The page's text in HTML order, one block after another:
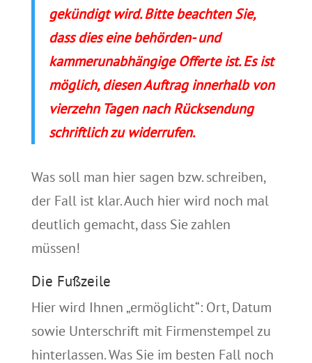
gekündigt wird. Bitte beachten Sie,
dass dies eine behörden- und
kammerunabhängige Offerte ist. Es ist
möglich, diesen Auftrag innerhalb von
vierzehn Tagen nach Rücksendung
schriftlich zu widerrufen.
Was soll man hier sagen bzw. schreiben,
der Fall ist klar. Auch hier wird noch mal
deutlich gemacht, dass Sie zahlen
müssen!
Die Fußzeile
Hier wird Ihnen „ermöglicht“: Ort, Datum
sowie Unterschrift mit Firmenstempel zu
hinterlassen. Was Sie im besten Fall noch